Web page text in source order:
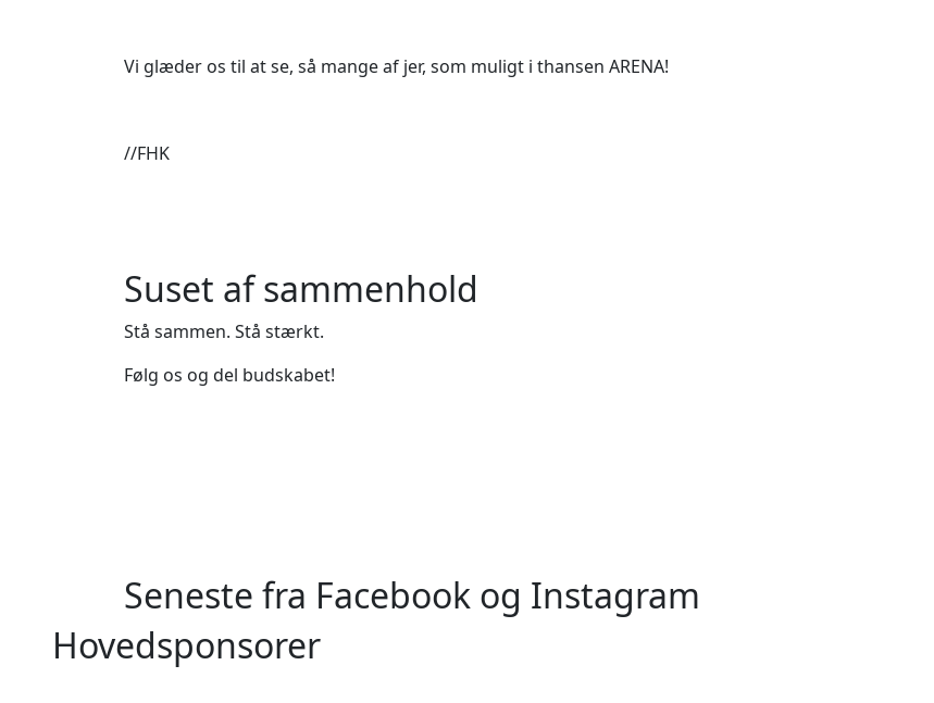
Vi glæder os til at se, så mange af jer, som muligt i thansen ARENA!
//FHK
Suset af sammenhold
Stå sammen. Stå stærkt.
Følg os og del budskabet!
Seneste fra Facebook og Instagram
Hovedsponsorer